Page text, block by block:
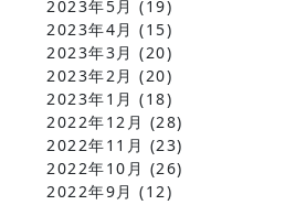
2023年5月 (19)
2023年4月 (15)
2023年3月 (20)
2023年2月 (20)
2023年1月 (18)
2022年12月 (28)
2022年11月 (23)
2022年10月 (26)
2022年9月 (12)